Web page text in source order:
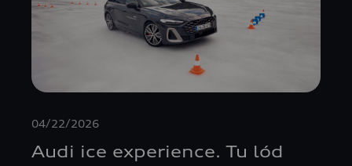
04/22/2026
Audi ice experience. Tu lód